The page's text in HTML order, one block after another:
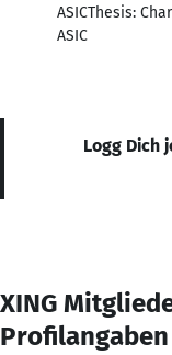
ASICThesis:
ASIC
Logg Dich
XING
Profilangaben